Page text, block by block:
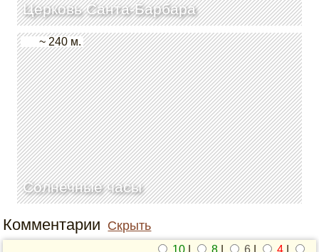
Церковь Санта-Барбара
Солнечные часы
~ 240 м.
Комментарии Скрыть
10 8 6 4